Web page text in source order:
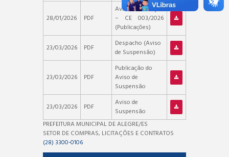
28/01/2026 PDF
Aviso de Licitação
– CE 003/2026
(Publicações)
23/03/2026
PDF
Despacho (Aviso
de Suspensão)
23/03/2026 PDF
Publicação do
Aviso de
Suspensão
23/03/2026
PDF
Aviso de
Suspensão
PREFEITURA MUNICIPAL DE ALEGRE/ES
SETOR DE COMPRAS, LICITAÇÕES E CONTRATOS
(28) 3300-0106